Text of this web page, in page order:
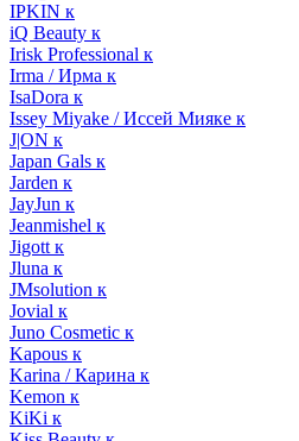
IPKIN к
iQ Beauty к
Irisk Professional к
Irma / Ирма к
IsaDora к
Issey Miyake / Иссей Мияке к
J|ON к
Japan Gals к
Jarden к
JayJun к
Jeanmishel к
Jigott к
Jluna к
JMsolution к
Jovial к
Juno Cosmetic к
Kapous к
Karina / Карина к
Kemon к
KiKi к